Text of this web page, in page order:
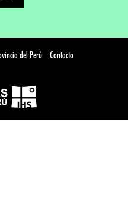
del Perú Contacto